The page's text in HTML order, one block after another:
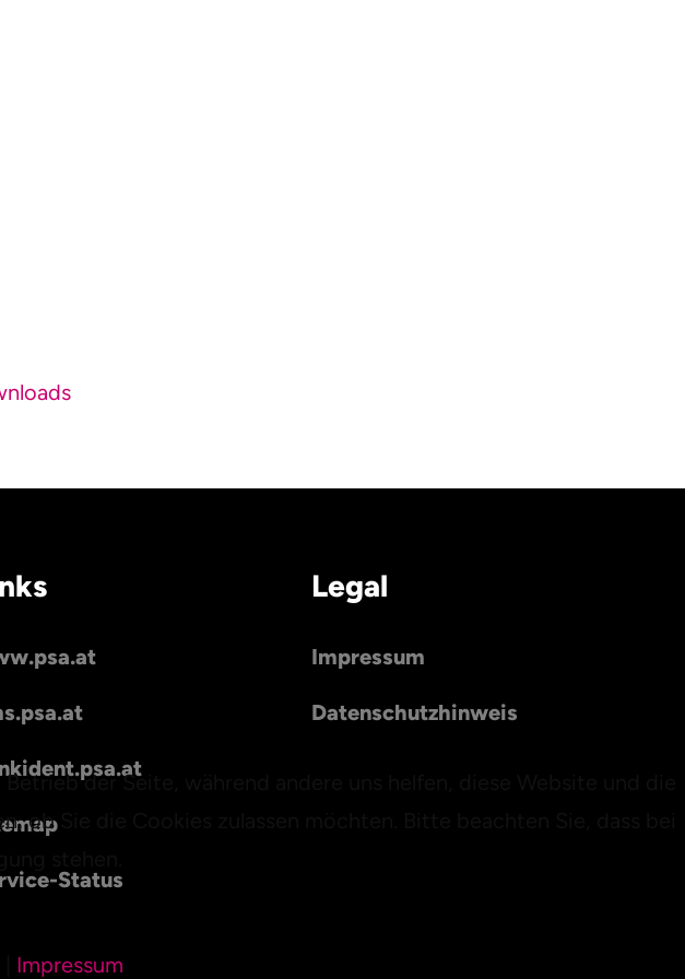
Status
Legal
Impressum
Datenschutzhinweis
der Seite, während andere uns helfen, diese Website und die
ob Sie die Cookies zulassen möchten. Bitte beachten Sie, dass bei
Impressum